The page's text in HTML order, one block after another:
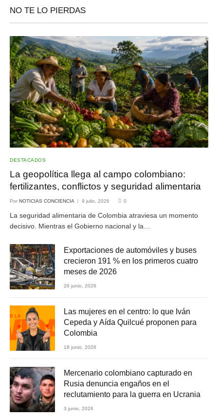
NO TE LO PIERDAS
DESTACADOS
La geopolítica llega al campo colombiano:
fertilizantes, conflictos y seguridad alimentaria
Por NOTICIAS CONCIENCIA 9 julio, 2026 0
La seguridad alimentaria de Colombia atraviesa un momento
decisivo. Mientras el Gobierno nacional y la…
Exportaciones de automóviles y buses
crecieron 191 % en los primeros cuatro
meses de 2026
26 junio, 2026
Las mujeres en el centro: lo que Iván
Cepeda y Aída Quilcué proponen para
Colombia
18 junio, 2026
Mercenario colombiano capturado en
Rusia denuncia engaños en el
reclutamiento para la guerra en Ucrania
3 junio, 2026